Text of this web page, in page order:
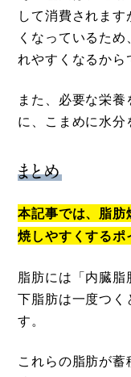
して消費されま
くなっているた
れやすくなるから
また、必要な栄
に、こまめに水分
まとめ
本記事では、脂
焼しやすくするポ
脂肪には「内臓
下脂肪は一度つく
す。
これらの脂肪が